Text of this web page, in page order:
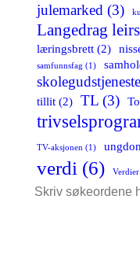
julemarked (3)
Langedrag
læringsbrett (2)
samfunnsfag (1)
skolegudstjeneste
tillit (2) TL (3)
TV-aksjonen (1)
verdi (6) Verdier
Search: